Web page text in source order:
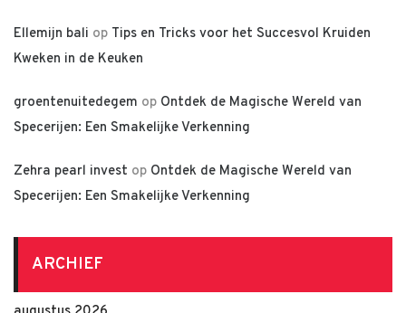
Ellemijn bali op Tips en Tricks voor het Succesvol Kruiden
Kweken in de Keuken
groentenuitedegem op Ontdek de Magische Wereld van
Specerijen: Een Smakelijke Verkenning
Zehra pearl invest op Ontdek de Magische Wereld van
Specerijen: Een Smakelijke Verkenning
ARCHIEF